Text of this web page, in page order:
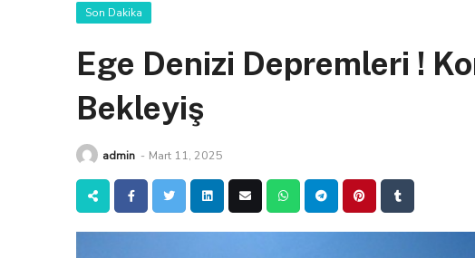
Son Dakika
Ege Denizi Depremleri !
Bekleyiş
admin - Mart 11, 2025